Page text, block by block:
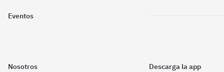
Eventos
Nosotros Descarga la app